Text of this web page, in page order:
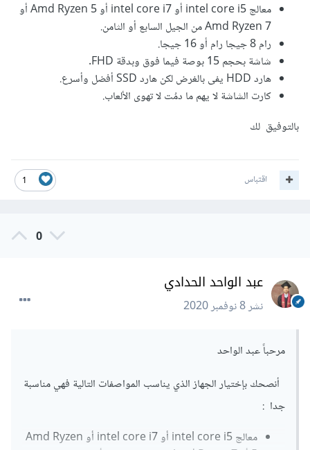
معالج intel core i5 أو intel core i7 أو Amd Ryzen 5 أو
Amd Ryzen 7 من الجيل السابع أو الثامن.
رام 8 جيجا رام أو 16 جيجا.
شاشة بحجم 15 بوصة فيما فوق وبدقة FHD.
هارد HDD يفى بالغرض لكن هارد SSD أفضل وأسرع.
كارت الشاشة لا يهم ما دمُت لا تهوى الألعاب.
بالتوفيق لك
1 اقتباس
0
عبد الواحد الحدادي
نشر8 نوفمبر 2020
مرحباً عبد الواحد
أنصحك بإختيار الجهاز الذي يناسب المواصفات التالية فهي مناسبة
جدا :
معالج intel core i5 أو intel core i7 أو Amd Ryzen